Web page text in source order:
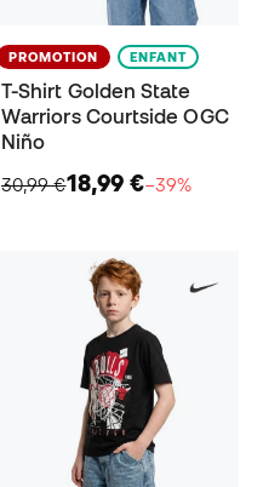
PROMOTION ENFANT
T-Shirt Golden State
Warriors Courtside OGC
Niño
30,99 €18,99 €−39%